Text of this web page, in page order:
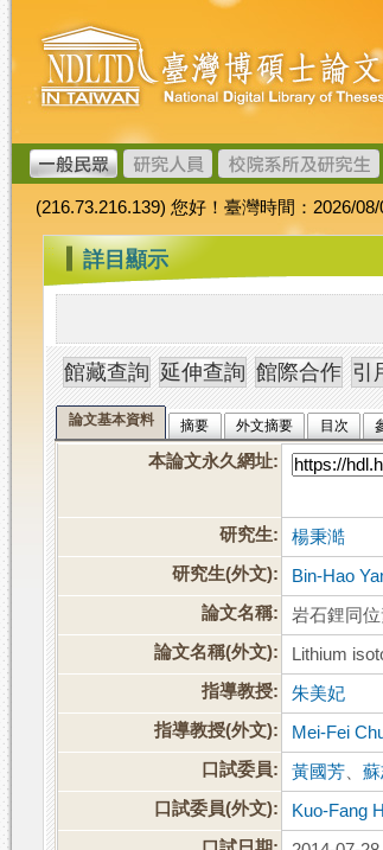
跳
到
主
要
內
容
臺
灣
博
碩
士
論
文
加
值
系
統
(216.73.216.139) 您好！臺灣時間：2026/08/
::: 詳目顯示
論文基本資料 摘要 外文摘要 目次
本論文永久網址:
研究生:
楊秉澔
研究生(外文):
Bin-Hao
論文名稱:
岩石鋰同
論文名稱(外文):
Lithium
指導教授:
朱美妃
指導教授(外文):
Mei-Fei
口試委員:
黃國芳 、
口試委員(外文):
Kuo-Fang